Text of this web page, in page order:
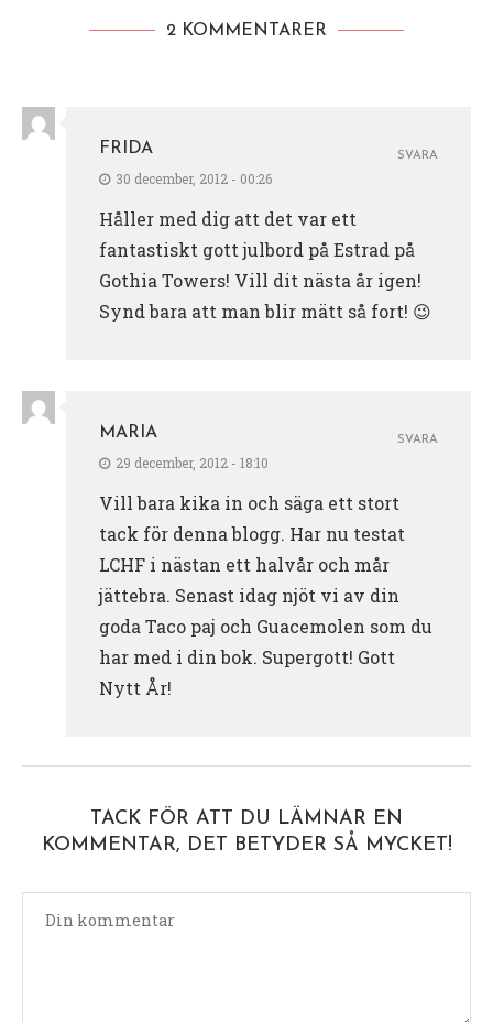
2 KOMMENTARER
FRIDA
30 december, 2012 - 00:26
Håller med dig att det var ett
fantastiskt gott julbord på Estrad på
Gothia Towers! Vill dit nästa år igen!
Synd bara att man blir mätt så fort! 😉
SVARA
MARIA
29 december, 2012 - 18:10
Vill bara kika in och säga ett stort
tack för denna blogg. Har nu testat
LCHF i nästan ett halvår och mår
jättebra. Senast idag njöt vi av din
goda Taco paj och Guacemolen som du
har med i din bok. Supergott! Gott
Nytt År!
SVARA
TACK FÖR ATT DU LÄMNAR EN
KOMMENTAR, DET BETYDER SÅ MYCKET!